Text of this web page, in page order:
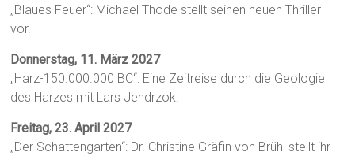
„Blaues Feuer“: Michael Thode stellt seinen neuen Thriller
vor.
Donnerstag, 11. März 2027
„Harz-150.000.000 BC“: Eine Zeitreise durch die Geologie
des Harzes mit Lars Jendrzok.
Freitag, 23. April 2027
„Der Schattengarten“: Dr. Christine Gräfin von Brühl stellt ihr